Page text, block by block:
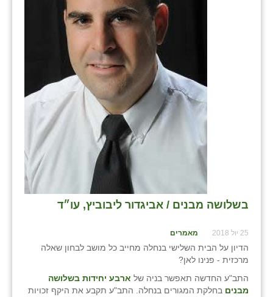
בשלושה מבנים / אביגדור ליבוביץ, עו״ד
25 יול 2018 מאמרים
הדיון על הבית השלישי בנחלה מחייב כל מושב לבחון שאלה
מרכזית - פנינו לאן?
התב"ע החדשה תאפשר בניה של ארבע יחידות בשלושה
מבנים בחלקת המגורים בנחלה. התב"ע תקבע את היקף זכויות
גנות
ורד יריחו
דקל
זוהר